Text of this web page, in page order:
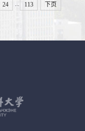
24 ... 113 下页